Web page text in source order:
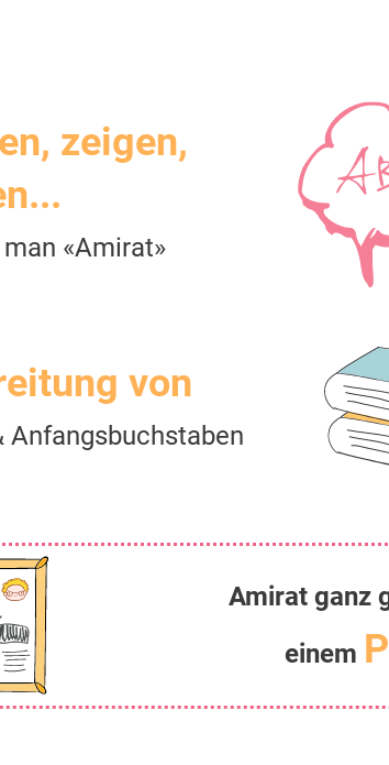
zeigen,
«Amirat»
von
Anfangsbuchstaben
Amirat ganz
einem